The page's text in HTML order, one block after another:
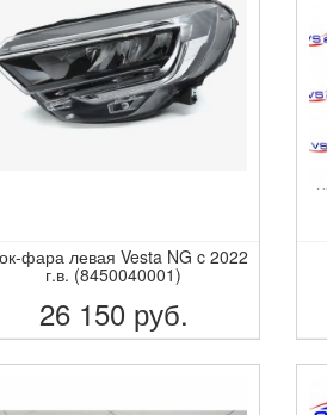
фара левая Vesta NG c 2022
г.в. (8450040001)
26 150 руб.
ПОДРОБНЕЕ